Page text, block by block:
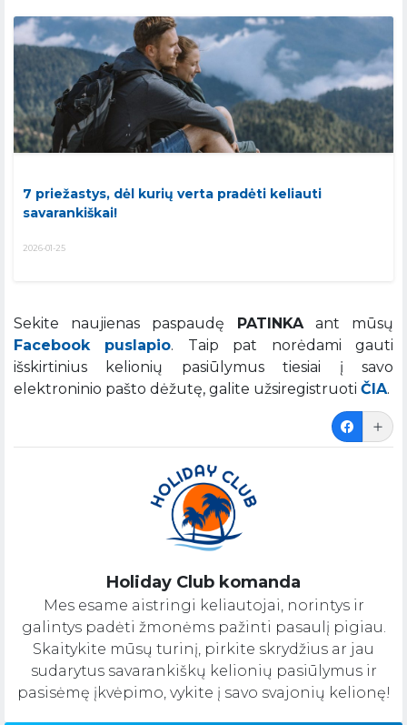
7 priežastys, dėl kurių verta pradėti keliauti
savarankiškai!
2026-01-25
Sekite naujienas paspaudę PATINKAant mūsų
Facebook puslapio. Taip pat norėdami gauti
išskirtinius kelionių pasiūlymus tiesiai į savo
elektroninio pašto dėžutę, galite užsiregistruoti ČIA.
Holiday Club komanda
Mes esame aistringi keliautojai, norintys ir
galintys padėti žmonėms pažinti pasaulį pigiau.
Skaitykite mūsų turinį, pirkite skrydžius ar jau
sudarytus savarankiškų kelionių pasiūlymus ir
pasisėmę įkvėpimo, vykite į savo svajonių kelionę!